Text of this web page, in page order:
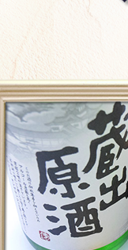
12/31（水）～1/4（日）の
は、10：00～18：00とな
い。年末年始も営業して
にご利用ください。
2025.11.25
【12月の営業のお知らせ】
12/24（水）・25（木）は
ていただきます。
12/26（金）・27（土）は
了承ください。
営業時間につきましては
10：00～20：00で営業さ